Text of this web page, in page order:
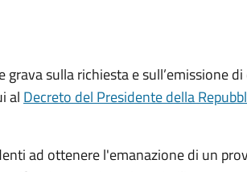
grava sulla richiesta e sull’emissione
al Decreto del Presidente della
ad ottenere l'emanazione di un